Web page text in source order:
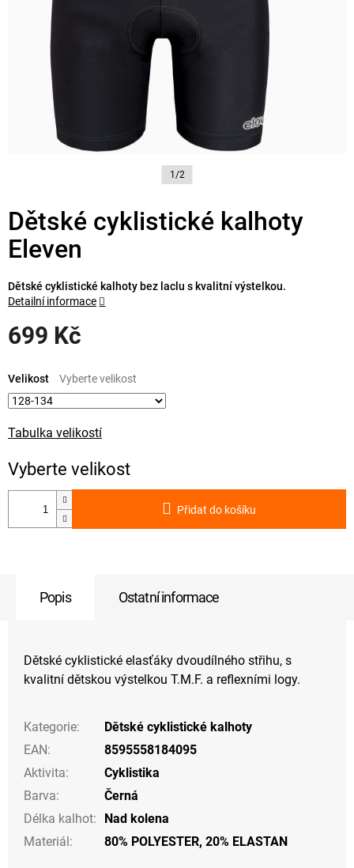
1/2
Dětské cyklistické kalhoty
Eleven
699 Kč
cena:
Tabulka velikostí
Velikost
Přidat do košíku
Dětské cyklistické kalhoty bez laclu s kvalitní výstelkou.
Detailní informace
Popis Ostatní informace
Dětské cyklistické elasťáky dvoudílného střihu, s
kvalitní dětskou výstelkou T.M.F. a reflexními logy.
Kategorie:
Dětské cyklistické kalhoty
EAN:
8595558184095
Aktivita:
Cyklistika
Barva:
Černá
Délka kalhot:
Nad kolena
Materiál: 80% POLYESTER, 20% ELASTAN